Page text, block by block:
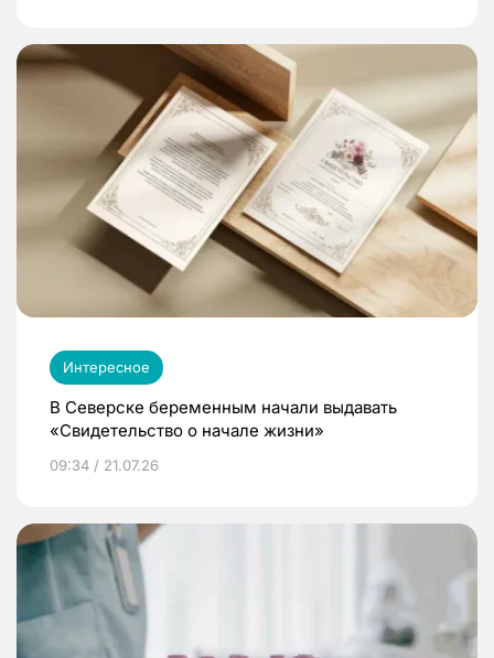
Интересное
В Северске беременным начали выдавать
«Свидетельство о начале жизни»
09:34 / 21.07.26